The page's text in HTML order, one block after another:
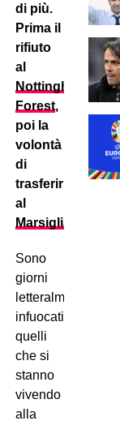
di più.
Prima il
rifiuto
al
Nottingham
Forest,
poi la
volontà
di
trasferirsi
al
Marsiglia
Sono
giorni
letteralmente
infuocati
quelli
che si
stanno
vivendo
alla